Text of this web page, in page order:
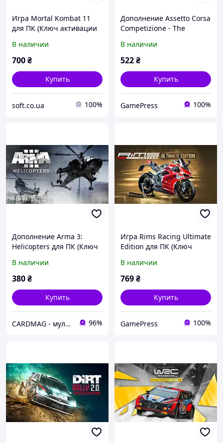
Игра Mortal Kombat 11
для ПК (Ключ активации
В наличии
700₴
Купить
soft.co.ua 100%
Дополнение Assetto Corsa
Competizione - The
ПК (Ключ активации
Steam)
В наличии
522₴
Купить
GamePress 100%
Дополнение Arma 3:
Helicopters для ПК (Ключ
В наличии
380₴
Купить
CARDMAG - мультивалютный платежный сервис 96%
Игра Rims Racing Ultimate
Edition для ПК (Ключ
В наличии
769₴
Купить
GamePress 100%